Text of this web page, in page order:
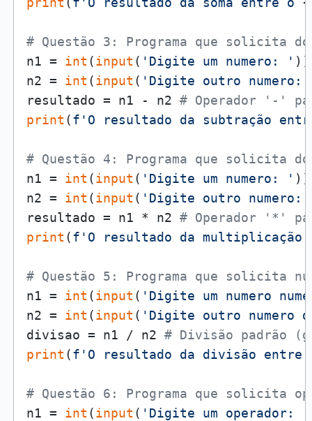
# Questão 3: Programa que solicita
n1 = int (input ( 'Digite um numero: ' ))
n2 = int (input ( 'Digite outro numero:
resultado = n1 - n2 # Operador '-'
print (f'O resultado da subtração
# Questão 4: Programa que solicita
n1 = int (input ( 'Digite um numero: ' ))
n2 = int (input ( 'Digite outro numero:
resultado = n1 * n2 # Operador '*'
print (f'O resultado da multiplicação
# Questão 5: Programa que solicita
n1 = int (input ( 'Digite um numero
n2 = int (input ( 'Digite outro numero
divisao = n1 / n2 # Divisão padrão
print (f'O resultado da divisão
# Questão 6: Programa que solicita
n1 = int (input ( 'Digite um operador: '